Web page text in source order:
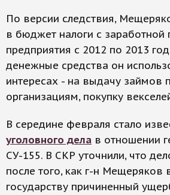
По версии следствия,
в бюджет налоги с заработной
предприятия с 2012 по 2013
денежные средства он
интересах - на выдачу займов
организациям, покупку
В середине февраля стало
уголовного дела в отношении
СУ-155. В СКР уточнили, что
после того, как г-н Мещеряков
государству причиненный